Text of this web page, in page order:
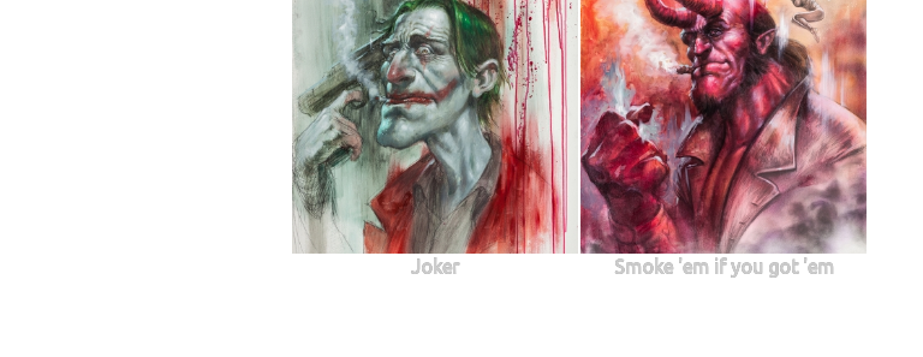
Joker Smoke 'em if you got 'em